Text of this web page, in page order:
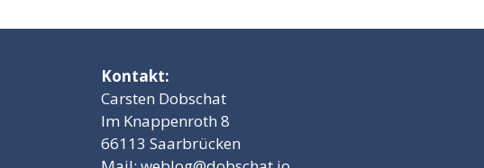
Kontakt:
Carsten Dobschat
Im Knappenroth 8
66113 Saarbrücken